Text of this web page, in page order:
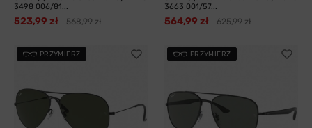
3498 006/81...
523,99 zł 568,99 zł
3663 001/57...
564,99 zł 625,99 zł
PRZYMIERZ PRZYMIERZ